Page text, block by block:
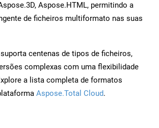
Aspose.HTML, permitindo a
de ficheiros multiformato nas suas
centenas de tipos de ficheiros,
complexas com uma flexibilidade
a lista completa de formatos
Aspose.Total Cloud.